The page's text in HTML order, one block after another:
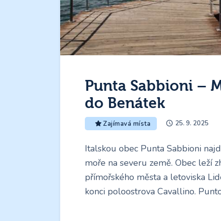
Punta Sabbioni –
do Benátek
Zajímavá místa 25. 9. 2025
Italskou obec Punta Sabbioni
moře na severu země. Obec leží
přímořského města a letoviska
konci poloostrova Cavallino.